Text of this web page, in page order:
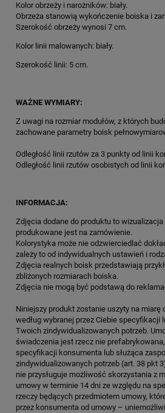
Kolor obrzeży i narożników: biały.
Obrzeża stanowią wykończenie boiska i
Szerokość obrzeży wynosi 7 cm.
Kolor linii malowanych: biały.
Szerokość linii: 5 cm.
WAŻNE WYMIARY:
Z uwagi na rozmiar modułów, z których
zachowane parametry boisk
Odległość linii rzutów za 3 punkty od linii
Odległość linii rzutów osobistych od linii
INFORMACJA:
Zdjęcia dodane do produktu to
produkowane jest na zamówienie.
Kolorystyka może nie odzwierciedlać
zależy to od indywidualnych ustawień i
Zdjęcia realnych boisk przedstawiają
zbliżonych rozmiarach boiska.
Zdjęcia nie mogą być podstawą do
Niniejszy produkt zostanie uszyty na miarę
według wybranej przez Ciebie specyfikacji
Twoich zindywidualizowanych potrzeb.
świadczenia jest rzecz nie
specyfikacji konsumenta lub służąca
zindywidualizowanych potrzeb (art. 38 pkt
nie przysługuje możliwość skorzystania z
umowy w terminie 14 dni ze względu na
rzeczy będących przedmiotem umowy,
przez konsumenta od umowy –